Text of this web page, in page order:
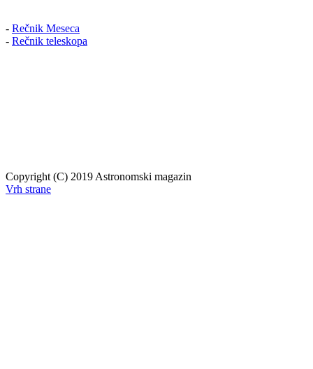
- Rečnik Meseca
- Rečnik teleskopa
Copyright (C) 2019 Astronomski magazin
Vrh strane